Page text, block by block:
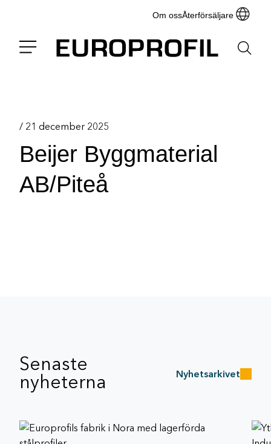
Om ossÅterförsäljare
/ 21 december 2025
Beijer Byggmaterial
AB/Piteå
Senaste
nyheterna
Nyhetsarkivet